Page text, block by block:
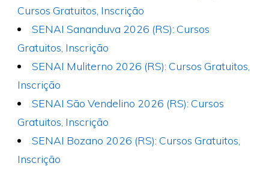
Cursos Gratuitos, Inscrição
SENAI Sananduva 2026 (RS): Cursos
Gratuitos, Inscrição
SENAI Muliterno 2026 (RS): Cursos Gratuitos,
Inscrição
SENAI São Vendelino 2026 (RS): Cursos
Gratuitos, Inscrição
SENAI Bozano 2026 (RS): Cursos Gratuitos,
Inscrição